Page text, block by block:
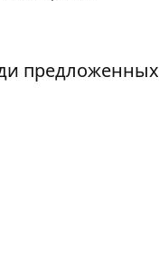
предложенных